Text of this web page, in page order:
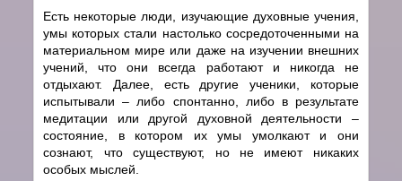
Есть некоторые люди, изучающие духовные учения,
умы которых стали настолько сосредоточенными на
материальном мире или даже на изучении внешних
учений, что они всегда работают и никогда не
отдыхают. Далее, есть другие ученики, которые
испытывали – либо спонтанно, либо в результате
медитации или другой духовной деятельности –
состояние, в котором их умы умолкают и они
сознают, что существуют, но не имеют никаких
особых мыслей.